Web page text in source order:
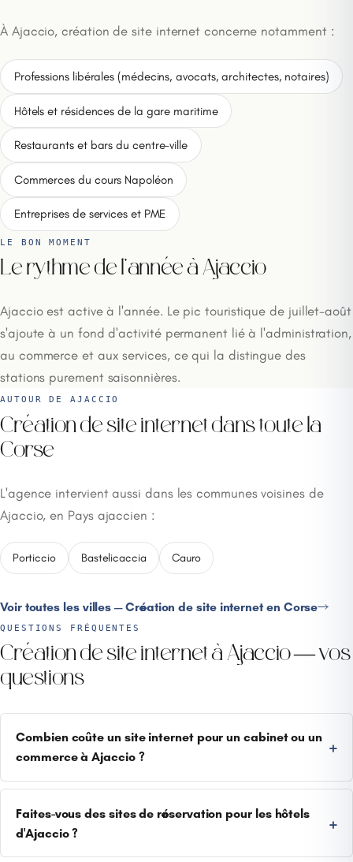
À Ajaccio, création de site internet concerne notamment :
Professions libérales (médecins, avocats, architectes, notaires)
Hôtels et résidences de la gare maritime
Restaurants et bars du centre-ville
Commerces du cours Napoléon
Entreprises de services et PME
LE BON MOMENT
Le rythme de l'année à Ajaccio
Ajaccio est active à l'année. Le pic touristique de juillet-août
s'ajoute à un fond d'activité permanent lié à l'administration,
au commerce et aux services, ce qui la distingue des
stations purement saisonnières.
AUTOUR DE AJACCIO
Création de site internet dans toute la
Corse
L'agence intervient aussi dans les communes voisines de
Ajaccio, en Pays ajaccien :
Porticcio Bastelicaccia Cauro
Voir toutes les villes — Création de site internet en Corse
QUESTIONS FRÉQUENTES
Création de site internet à Ajaccio — vos
questions
Combien coûte un site internet pour un cabinet ou un
commerce à Ajaccio ?
Faites-vous des sites de réservation pour les hôtels
d'Ajaccio ?